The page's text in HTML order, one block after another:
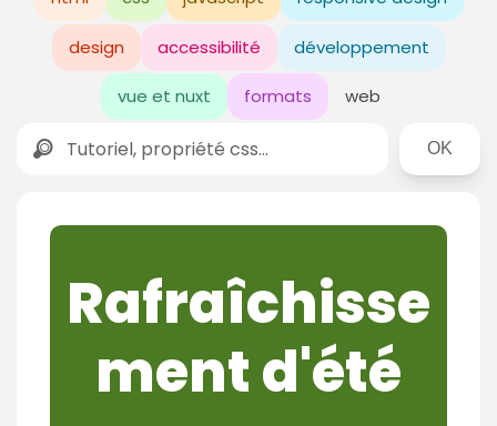
design accessibilité développement
vue et nuxt formats web
Rechercher
Rafraîchisse
ment d'été